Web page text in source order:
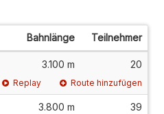
Bahnlänge Teilnehmer
3.100 m 20
Replay Route hinzufügen
3.800 m 39